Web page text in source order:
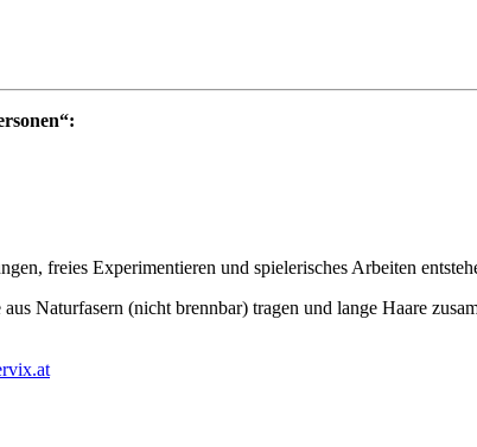
freies Experimentieren und spielerisches Arbeiten
Naturfasern (nicht brennbar) tragen und lange Haare